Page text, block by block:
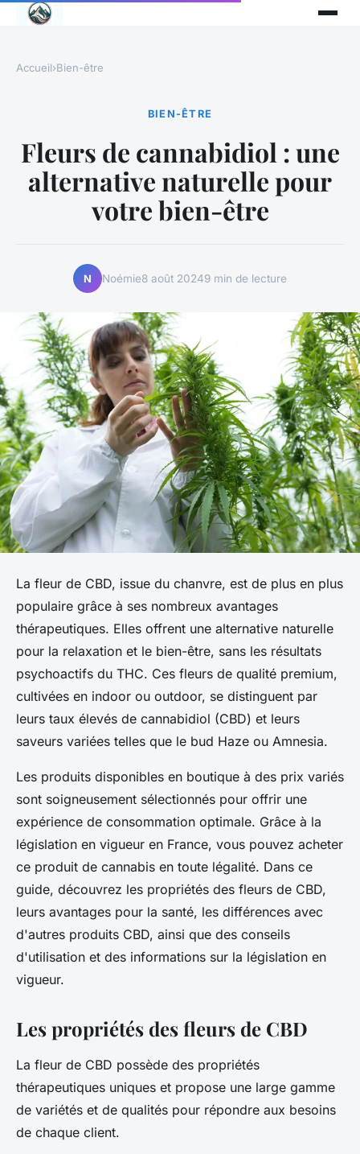
Accueil›Bien-être
BIEN-ÊTRE
Fleurs de cannabidiol : une
alternative naturelle pour
votre bien-être
N Noémie8 août 20249 min de lecture
La fleur de CBD, issue du chanvre, est de plus en plus
populaire grâce à ses nombreux avantages
thérapeutiques. Elles offrent une alternative naturelle
pour la relaxation et le bien-être, sans les résultats
psychoactifs du THC. Ces fleurs de qualité premium,
cultivées en indoor ou outdoor, se distinguent par
leurs taux élevés de cannabidiol (CBD) et leurs
saveurs variées telles que le bud Haze ou Amnesia.
Les produits disponibles en boutique à des prix variés
sont soigneusement sélectionnés pour offrir une
expérience de consommation optimale. Grâce à la
législation en vigueur en France, vous pouvez acheter
ce produit de cannabis en toute légalité. Dans ce
guide, découvrez les propriétés des fleurs de CBD,
leurs avantages pour la santé, les différences avec
d'autres produits CBD, ainsi que des conseils
d'utilisation et des informations sur la législation en
vigueur.
Les propriétés des fleurs de CBD
La fleur de CBD possède des propriétés
thérapeutiques uniques et propose une large gamme
de variétés et de qualités pour répondre aux besoins
de chaque client.